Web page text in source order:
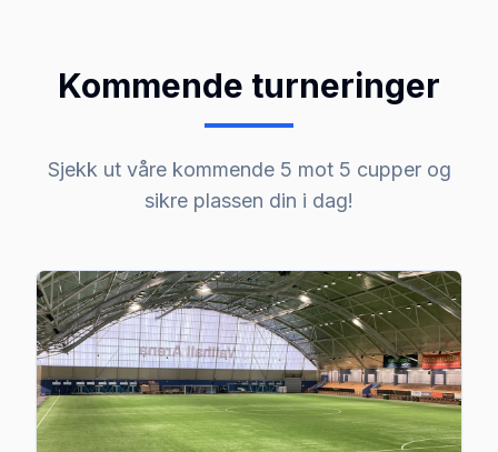
Kommende turneringer
Sjekk ut våre kommende 5 mot 5 cupper og
sikre plassen din i dag!